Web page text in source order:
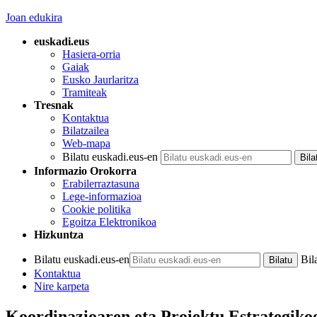
Joan edukira
euskadi.eus
Hasiera-orria
Gaiak
Eusko Jaurlaritza
Tramiteak
Tresnak
Kontaktua
Bilatzailea
Web-mapa
Bilatu euskadi.eus-en
Informazio Orokorra
Erabilerraztasuna
Lege-informazioa
Cookie politika
Egoitza Elektronikoa
Hizkuntza
Bilatu euskadi.eus-en
Kontaktua
Nire karpeta